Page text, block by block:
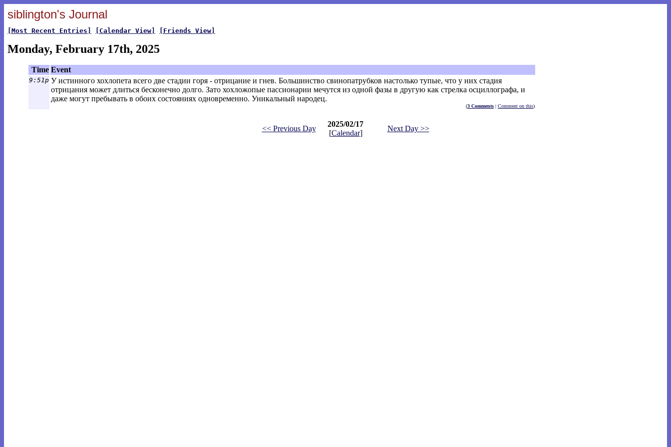
siblington's Journal
[Most Recent Entries] [Calendar View] [Friends View]
Monday, February 17th, 2025
Time Event
9:51p У истинного хохлопета всего две стадии горя - отрицание и гнев. Большинство свинопатрубков настолько тупые, что у них стадия
отрицания может длиться бесконечно долго. Зато хохложопые пассионарии мечутся из одной фазы в другую как стрелка осциллографа, и
даже могут пребывать в обоих состояниях одновременно. Уникальный народец.
(3 Comments | Comment on this)
<< Previous Day
2025/02/17
[Calendar]
Next Day >>